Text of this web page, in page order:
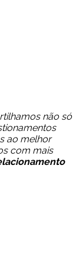
não só
ao melhor
com mais